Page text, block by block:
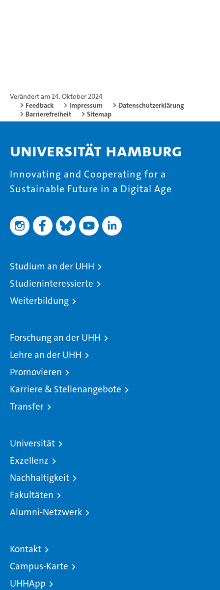
Verändert am 24. Oktober 2024
Feedback
Impressum
Datenschutzerklärung
Barrierefreiheit
Sitemap
Universität Hamburg
Innovating and Cooperating for a
Sustainable Future in a Digital Age
Studium an der UHH
Studieninteressierte
Weiterbildung
Forschung an der UHH
Lehre an der UHH
Promovieren
Karriere & Stellenangebote
Transfer
Universität
Exzellenz
Nachhaltigkeit
Fakultäten
Alumni-Netzwerk
Kontakt
Campus-Karte
UHHApp